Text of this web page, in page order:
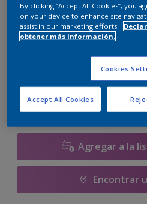
Tamaño
Calculadora
Agregar a la
Encontrar
By clicking “Accept All Cookies”, you
on your device to enhance site
assist in our marketing efforts.
obtener más información.
Cookies
Accept All Cookies